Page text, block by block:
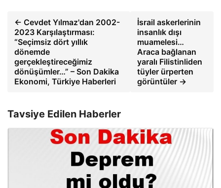
← Cevdet Yılmaz'dan 2002-
2023 Karşılaştırması:
“Seçimsiz dört yıllık
dönemde
gerçekleştireceğimiz
dönüşümler…” – Son Dakika
Ekonomi, Türkiye Haberleri
İsrail askerlerinin
insanlık dışı
muamelesi…
Araca bağlanan
yaralı Filistinliden
tüyler ürperten
görüntüler →
Tavsiye Edilen Haberler